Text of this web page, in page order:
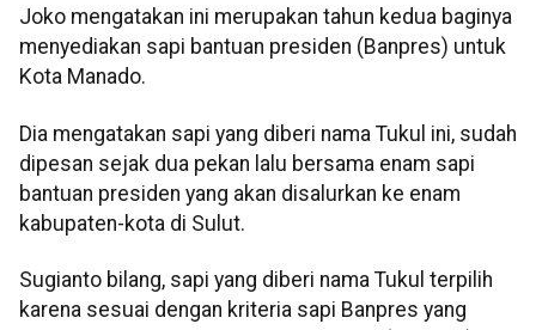
Joko mengatakan ini merupakan tahun kedua baginya
menyediakan sapi bantuan presiden (Banpres) untuk
Kota Manado.
Dia mengatakan sapi yang diberi nama Tukul ini, sudah
dipesan sejak dua pekan lalu bersama enam sapi
bantuan presiden yang akan disalurkan ke enam
kabupaten-kota di Sulut.
Sugianto bilang, sapi yang diberi nama Tukul terpilih
karena sesuai dengan kriteria sapi Banpres yang